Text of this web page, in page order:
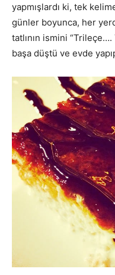
yapmışlardı ki, tek
günler boyunca, her
tatlının ismini “Trileçe….
başa düştü ve evde